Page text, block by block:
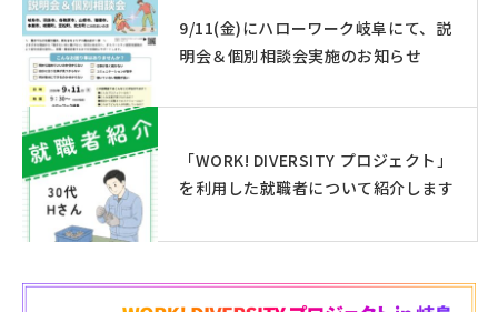
9/11(金)にハローワーク岐阜にて、説
明会＆個別相談会実施のお知らせ
「WORK! DIVERSITY プロジェクト」
を利用した就職者について紹介します